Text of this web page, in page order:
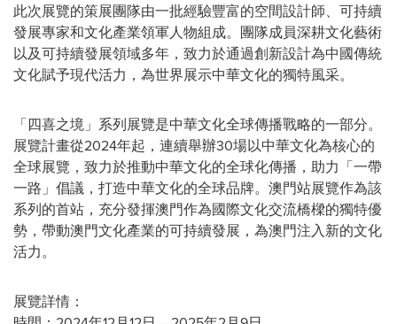
此次展覽的策展團隊由一批經驗豐富的空間設計師、可持續
發展專家和文化產業領軍人物組成。團隊成員深耕文化藝術
以及可持續發展領域多年，致力於通過創新設計為中國傳統
文化賦予現代活力，為世界展示中華文化的獨特風采。
「四喜之境 」 系列展覽是中華文化全球傳播戰略的一部分。
展覽計畫從2024年起，連續舉辦30場以中華文化為核心的
全球展覽，致力於推動中華文化的全球化傳播，助力 「一帶
一路 」 倡議，打造中華文化的全球品牌。澳門站展覽作為該
系列的首站，充分發揮澳門作為國際文化交流橋樑的獨特優
勢，帶動澳門文化產業的可持續發展，為澳門注入新的文化
活力。
展覽詳情：